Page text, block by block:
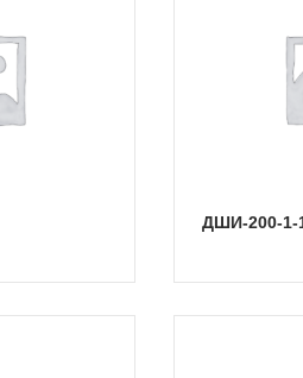
ДШИ-200-1-